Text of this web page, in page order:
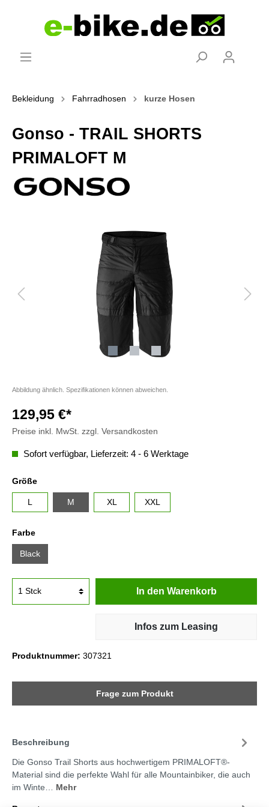
Bekleidung Fahrradhosen kurze Hosen
Gonso - TRAIL SHORTS
PRIMALOFT M
Abbildung ähnlich. Spezifikationen können abweichen.
129,95 €*
Preise inkl. MwSt. zzgl. Versandkosten
Sofort verfügbar, Lieferzeit: 4 - 6 Werktage
Größe
L M XL XXL
Farbe
Black
In den Warenkorb
Infos zum Leasing
Produktnummer: 307321
Frage zum Produkt
Beschreibung
Die Gonso Trail Shorts aus hochwertigem PRIMALOFT®-
Material sind die perfekte Wahl für alle Mountainbiker, die auch
im Winte… Mehr